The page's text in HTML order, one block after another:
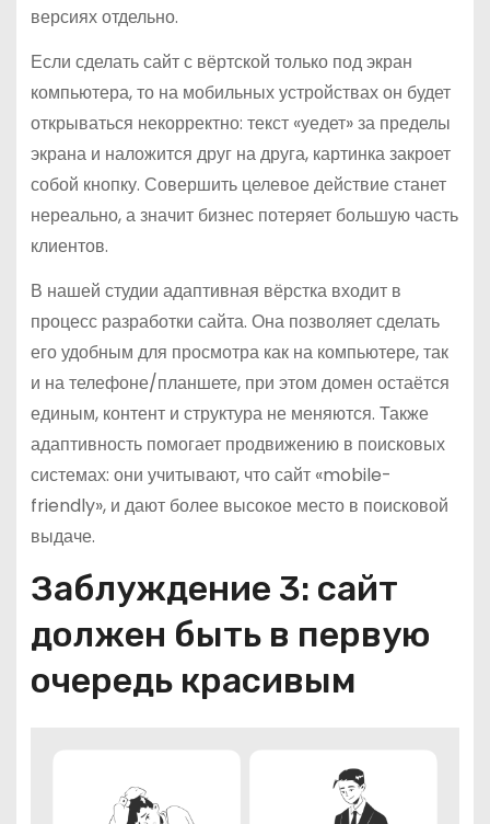
версиях отдельно.
Если сделать сайт с вёртской только под экран
компьютера, то на мобильных устройствах он будет
открываться некорректно: текст «уедет» за пределы
экрана и наложится друг на друга, картинка закроет
собой кнопку. Совершить целевое действие станет
нереально, а значит бизнес потеряет большую часть
клиентов.
В нашей студии адаптивная вёрстка входит в
процесс разработки сайта. Она позволяет сделать
его удобным для просмотра как на компьютере, так
и на телефоне/планшете, при этом домен остаётся
единым, контент и структура не меняются. Также
адаптивность помогает продвижению в поисковых
системах: они учитывают, что сайт «mobile-
friendly», и дают более высокое место в поисковой
выдаче.
Заблуждение 3: сайт
должен быть в первую
очередь красивым